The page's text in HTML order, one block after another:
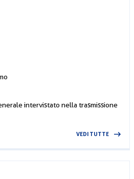
intervistato nella trasmissione
VEDI TUTTE